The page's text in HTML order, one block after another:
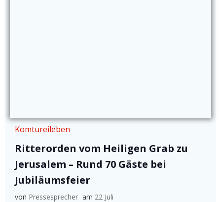
Komtureileben
Ritterorden vom Heiligen Grab zu
Jerusalem – Rund 70 Gäste bei
Jubiläumsfeier
von Pressesprecher am 22 Juli